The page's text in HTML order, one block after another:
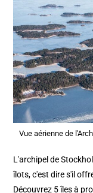
Vue aérienne de
L'archipel de
îlots, c'est dire s'il
Découvrez 5 îles à